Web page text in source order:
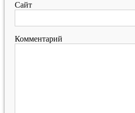
Сайт
Комментарий